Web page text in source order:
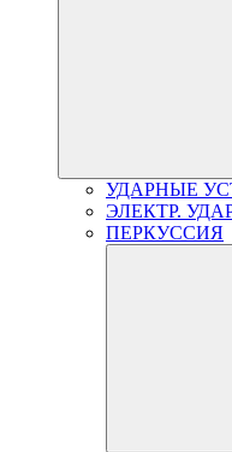
УДАРНЫЕ
ЭЛЕКТР.
ПЕРКУССИЯ